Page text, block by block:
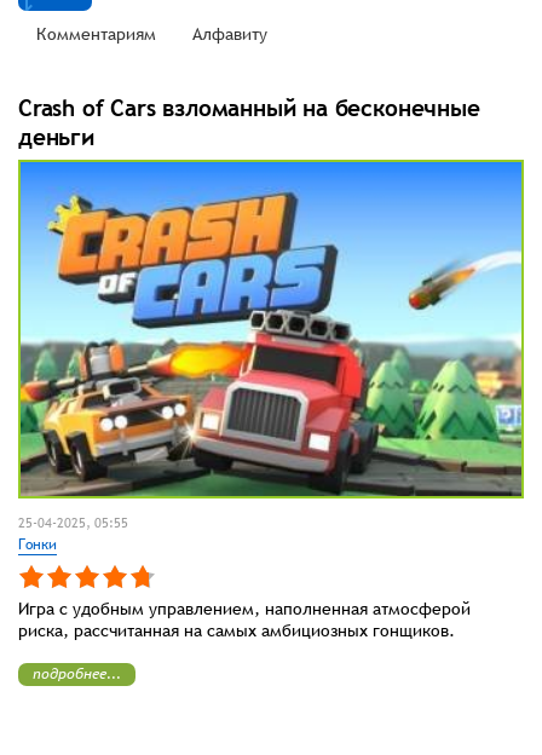
Комментариям Алфавиту
25-04-2025, 05:55
Crash of Cars взломанный на бесконечные
деньги
Гонки
Игра с удобным управлением, наполненная атмосферой
риска, рассчитанная на самых амбициозных гонщиков.
подробнее...